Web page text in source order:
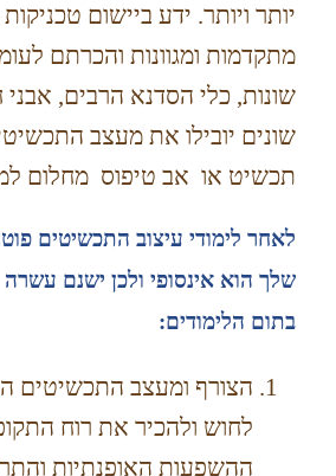
יותר ויותר. ידע ביישום
מתקדמות ומגוונות והכרתם
שונות, כלי הסדנא הרבים, אבני
שונים יובילו את מעצב
תכשיט או אב טיפוס מחלום
לאחר לימודי עיצוב התכשיטים
שלך הוא אינסופי ולכן ישנם
בתום הלימודים:
הצורף ומעצב התכשיטים
לחוש ולהכיר את רוח
ההשפעות האופנתיות